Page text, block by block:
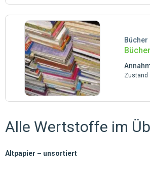
Bücher
Zustand
Alle Wertstoffe im
Altpapier – unsortiert